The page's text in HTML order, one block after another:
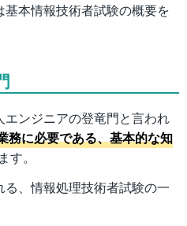
本情報技術者試験の概要を
ンジニアの登竜門と言われ
務に必要である、基本的な知
す。
、情報処理技術者試験の一